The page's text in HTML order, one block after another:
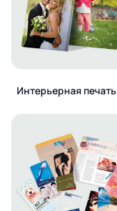
Интерьерная печать